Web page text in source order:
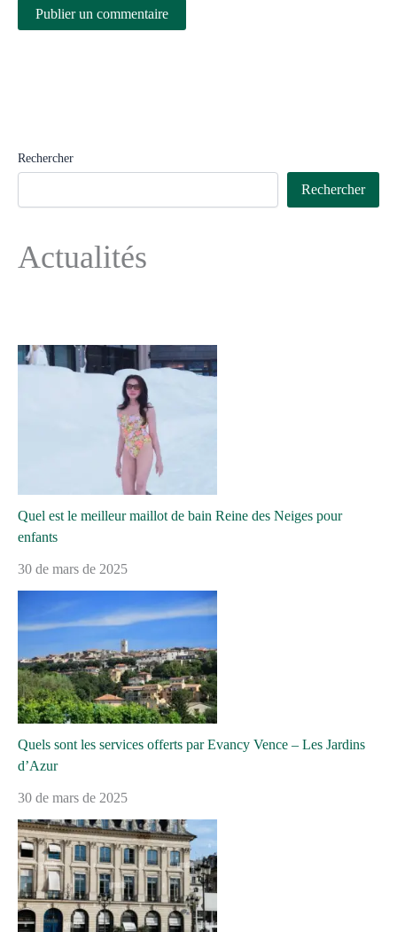
Rechercher
Rechercher
Actualités
Quel est le meilleur maillot de bain Reine des Neiges pour
enfants
30 de mars de 2025
Quels sont les services offerts par Evancy Vence – Les Jardins
d’Azur
30 de mars de 2025